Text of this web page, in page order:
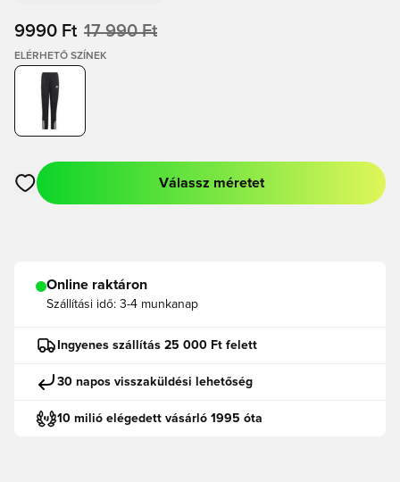
9990 Ft 17 990 Ft
ELÉRHETŐ SZÍNEK
Megnyit egy modált a bejelentkezéshez vagy a tagként való
Válassz méretet
Online raktáron
Szállítási idő: 3-4 munkanap
Ingyenes szállítás 25 000 Ft felett
30 napos visszaküldési lehetőség
10 milió elégedett vásárló 1995 óta